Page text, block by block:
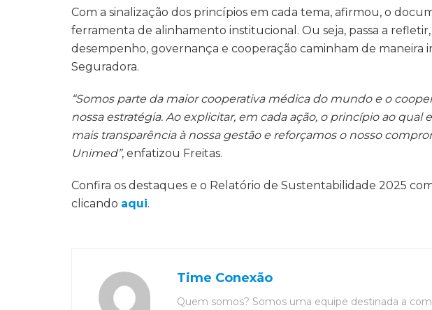
Com a sinalização dos princípios em cada tema, afirmou, o
ferramenta de alinhamento institucional. Ou seja, passa a
desempenho, governança e cooperação caminham de maneira
Seguradora.
“Somos parte da maior cooperativa médica do mundo e o
nossa estratégia. Ao explicitar, em cada ação, o princípio ao qual
mais transparência à nossa gestão e reforçamos o nosso
Unimed”, enfatizou Freitas.
Confira os destaques e o Relatório de Sustentabilidade 2025
clicando aqui.
Time Conexão
Quem somos? Somos uma equipe destinada a